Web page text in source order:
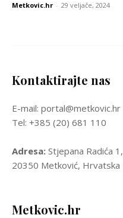
Metkovic.hr - 29 veljače, 2024
Kontaktirajte nas
E-mail: portal@metkovic.hr
Tel: +385 (20) 681 110
Adresa: Stjepana Radića 1,
20350 Metković, Hrvatska
Metkovic.hr